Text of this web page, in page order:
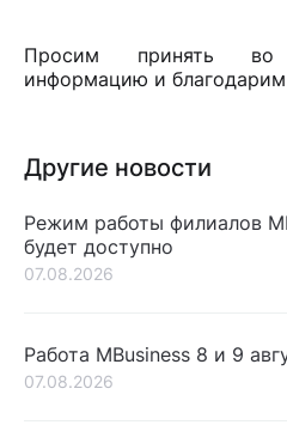
Просим принять во
информацию и
Другие новости
Режим работы филиалов
будет доступно
07.08.2026
Работа MBusiness 8 и 9
07.08.2026